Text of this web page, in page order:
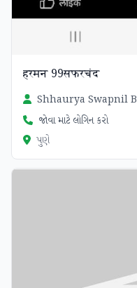
हरमन 99सफरचंद
જોવા માટે લોગિન કરો
પુણે